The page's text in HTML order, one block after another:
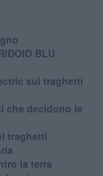
BLU
sui traghetti
che decidono le
traghetti​
la terra